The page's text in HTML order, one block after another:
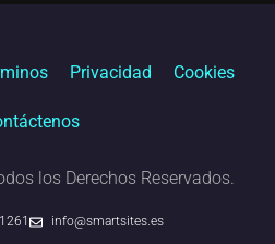
Privacidad Cookies
los Derechos Reservados.
info@smartsites.es